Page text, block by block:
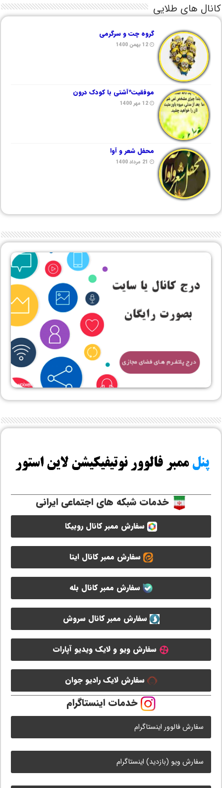
کانال های طلایی
گروه چت و سرگرمی
12 بهمن 1400
موفقیت*آشتی با کودک درون
12 مهر 1400
محفل شعر و آوا
21 مرداد 1400
خدمات شبکه های اجتماعی ایرانی
سفارش ممبر کانال روبیکا
سفارش ممبر کانال ایتا
سفارش ممبر کانال بله
سفارش ممبر کانال سروش
سفارش ویو و لایک ویدیو آپارات
سفارش لایک رادیو جوان
خدمات اینستاگرام
سفارش فالوور اینستاگرام
سفارش ویو (بازدید) اینستاگرام